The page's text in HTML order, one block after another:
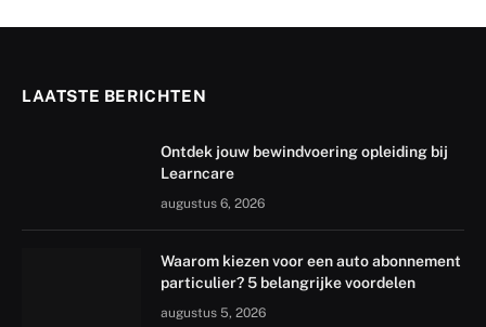
LAATSTE BERICHTEN
Ontdek jouw bewindvoering opleiding bij
Learncare
augustus 6, 2026
Waarom kiezen voor een auto abonnement
particulier? 5 belangrijke voordelen
augustus 5, 2026